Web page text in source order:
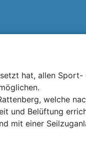
hat, allen
welche
und Belüftung
mit einer